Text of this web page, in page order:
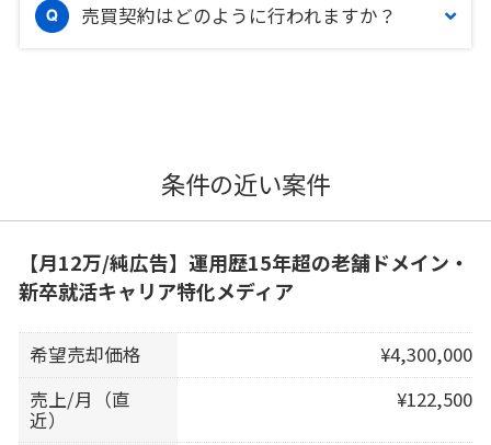
売買契約はどのように行われますか？
条件の近い案件
【月12万/純広告】運用歴15年超の老舗ドメイン・
新卒就活キャリア特化メディア
希望売却価格
¥4,300,000
売上/月（直
近）
¥122,500